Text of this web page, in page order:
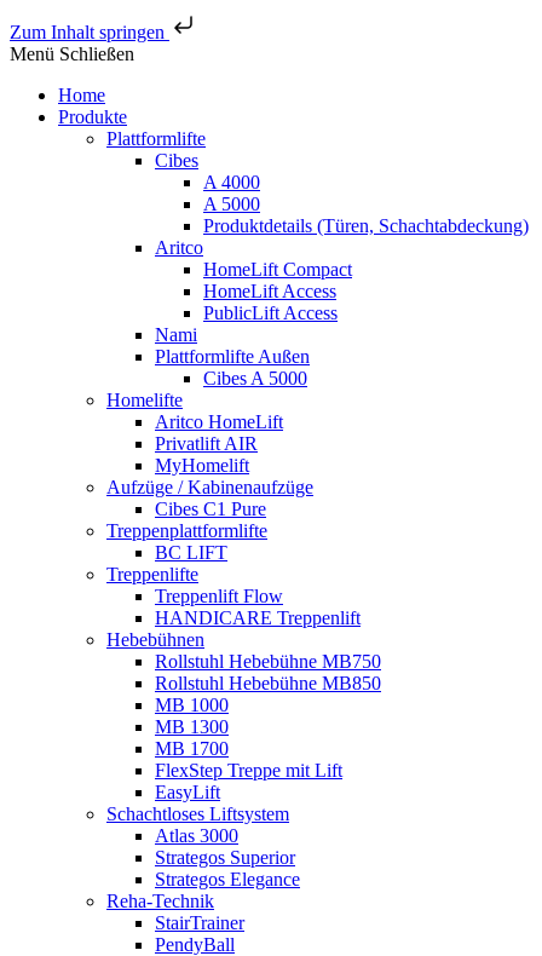
Zum Inhalt springen
Menü Schließen
Home
Produkte
Plattformlifte
Cibes
A 4000
A 5000
Produktdetails (Türen, Schachtabdeckung)
Aritco
HomeLift Compact
HomeLift Access
PublicLift Access
Nami
Plattformlifte Außen
Cibes A 5000
Homelifte
Aritco HomeLift
Privatlift AIR
MyHomelift
Aufzüge / Kabinenaufzüge
Cibes C1 Pure
Treppenplattformlifte
BC LIFT
Treppenlifte
Treppenlift Flow
HANDICARE Treppenlift
Hebebühnen
Rollstuhl Hebebühne MB750
Rollstuhl Hebebühne MB850
MB 1000
MB 1300
MB 1700
FlexStep Treppe mit Lift
EasyLift
Schachtloses Liftsystem
Atlas 3000
Strategos Superior
Strategos Elegance
Reha-Technik
StairTrainer
PendyBall